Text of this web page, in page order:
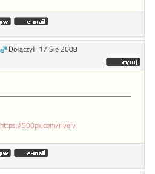
Dołączył: 17 Sie 2008
https://500px.com/rivelv